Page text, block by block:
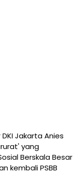
Jakarta Anies
yang
Berskala Besar
kembali PSBB